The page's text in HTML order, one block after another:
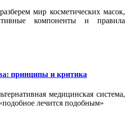
мир косметических масок,
компоненты и правила
принципы и критика
медицинская система,
лечится подобным»